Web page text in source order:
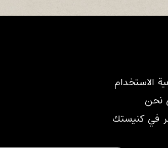
الاستخدام
نحن
في كنيستك